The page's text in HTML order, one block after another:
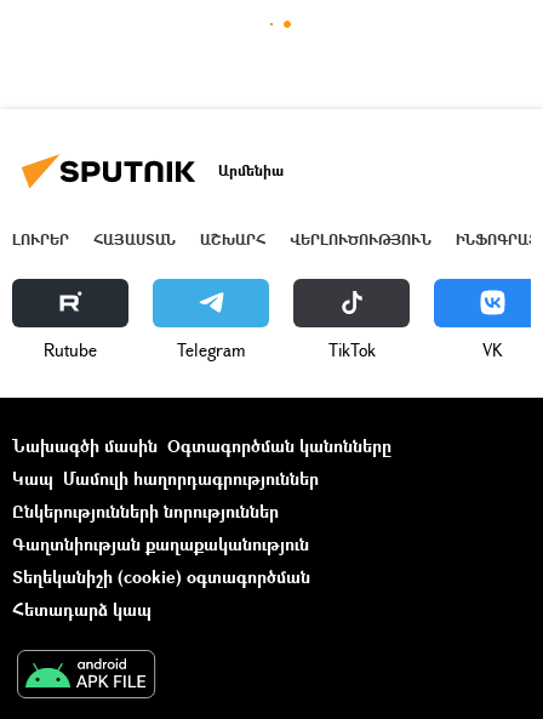
Արմենիա
ԼՈՒՐԵՐ ՀԱՅԱՍՏԱՆ ԱՇԽԱՐՀ ՎԵՐԼՈՒԾՈՒԹՅՈՒՆ
Rutube Telegram ТikТоk VK
Նախագծի մասին Օգտագործման կանոնները
Կապ Մամուլի հաղորդագրություններ
Ընկերությունների նորություններ
Գաղտնիության քաղաքականություն
Տեղեկանիշի (cookie) օգտագործման
Հետադարձ կապ